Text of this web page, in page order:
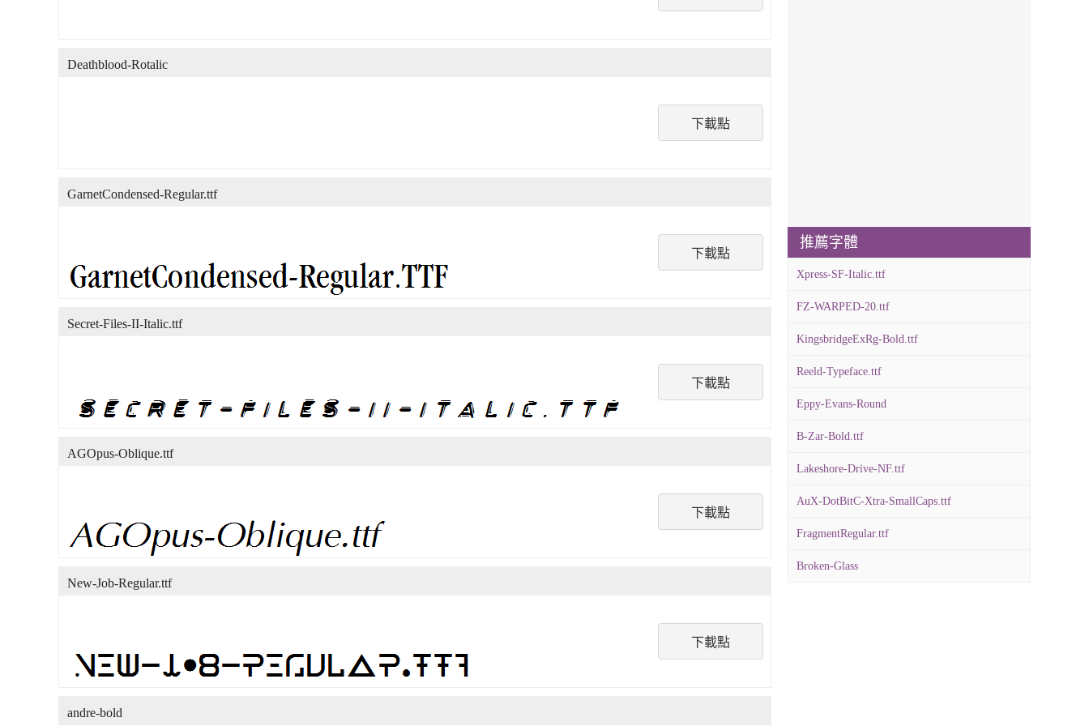
下載點
Deathblood-Rotalic
下載點
GarnetCondensed-Regular.ttf
下載點
Secret-Files-II-Italic.ttf
下載點
AGOpus-Oblique.ttf
下載點
New-Job-Regular.ttf
andre-bold
推薦字體
Xpress-SF-Italic.ttf
FZ-WARPED-20.ttf
KingsbridgeExRg-Bold.ttf
Reeld-Typeface.ttf
Eppy-Evans-Round
B-Zar-Bold.ttf
Lakeshore-Drive-NF.ttf
AuX-DotBitC-Xtra-SmallCaps.ttf
FragmentRegular.ttf
Broken-Glass